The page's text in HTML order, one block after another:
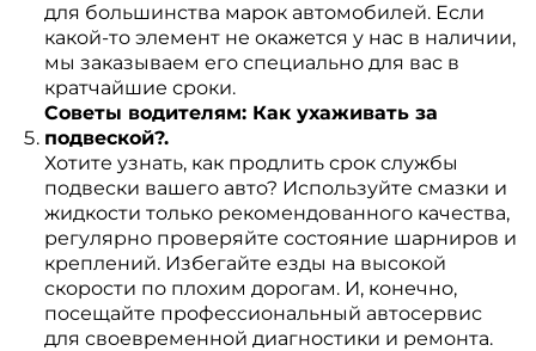
для большинства марок автомобилей. Если
какой-то элемент не окажется у нас в наличии,
мы заказываем его специально для вас в
кратчайшие сроки.
Советы водителям: Как ухаживать за
подвеской?.
Хотите узнать, как продлить срок службы
подвески вашего авто? Используйте смазки и
жидкости только рекомендованного качества,
регулярно проверяйте состояние шарниров и
креплений. Избегайте езды на высокой
скорости по плохим дорогам. И, конечно,
посещайте профессиональный автосервис
для своевременной диагностики и ремонта.